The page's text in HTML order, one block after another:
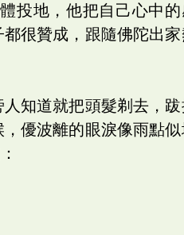
投地，他把自己心中的
很贊成，跟隨佛陀出家
知道就把頭髮剃去，跋
優波離的眼淚像雨點